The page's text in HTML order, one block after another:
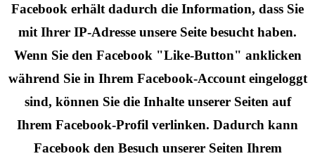
Facebook erhält dadurch die Information, dass Sie
mit Ihrer IP-Adresse unsere Seite besucht haben.
Wenn Sie den Facebook "Like-Button" anklicken
während Sie in Ihrem Facebook-Account eingeloggt
sind, können Sie die Inhalte unserer Seiten auf
Ihrem Facebook-Profil verlinken. Dadurch kann
Facebook den Besuch unserer Seiten Ihrem